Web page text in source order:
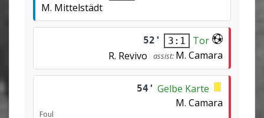
M. Mittelstädt
52' 3:1
Tor
R. Revivo
assist: M. Camara
54' Gelbe Karte
M. Camara
Foul